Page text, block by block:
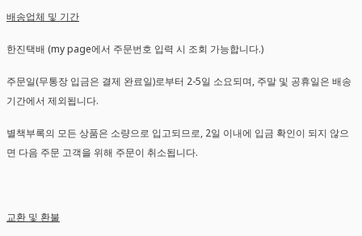
배송업체 및 기간
한진택배 (my page에서 주문번호 입력 시 조회 가능합니다.)
주문일(무통장 입금은 결제 완료일)로부터 2-5일 소요되며, 주말 및 공휴일은 배송
기간에서 제외됩니다.
별책부록의 모든 상품은 소량으로 입고되므로, 2일 이내에 입금 확인이 되지 않으
면 다음 주문 고객을 위해 주문이 취소됩니다.
교환 및 환불